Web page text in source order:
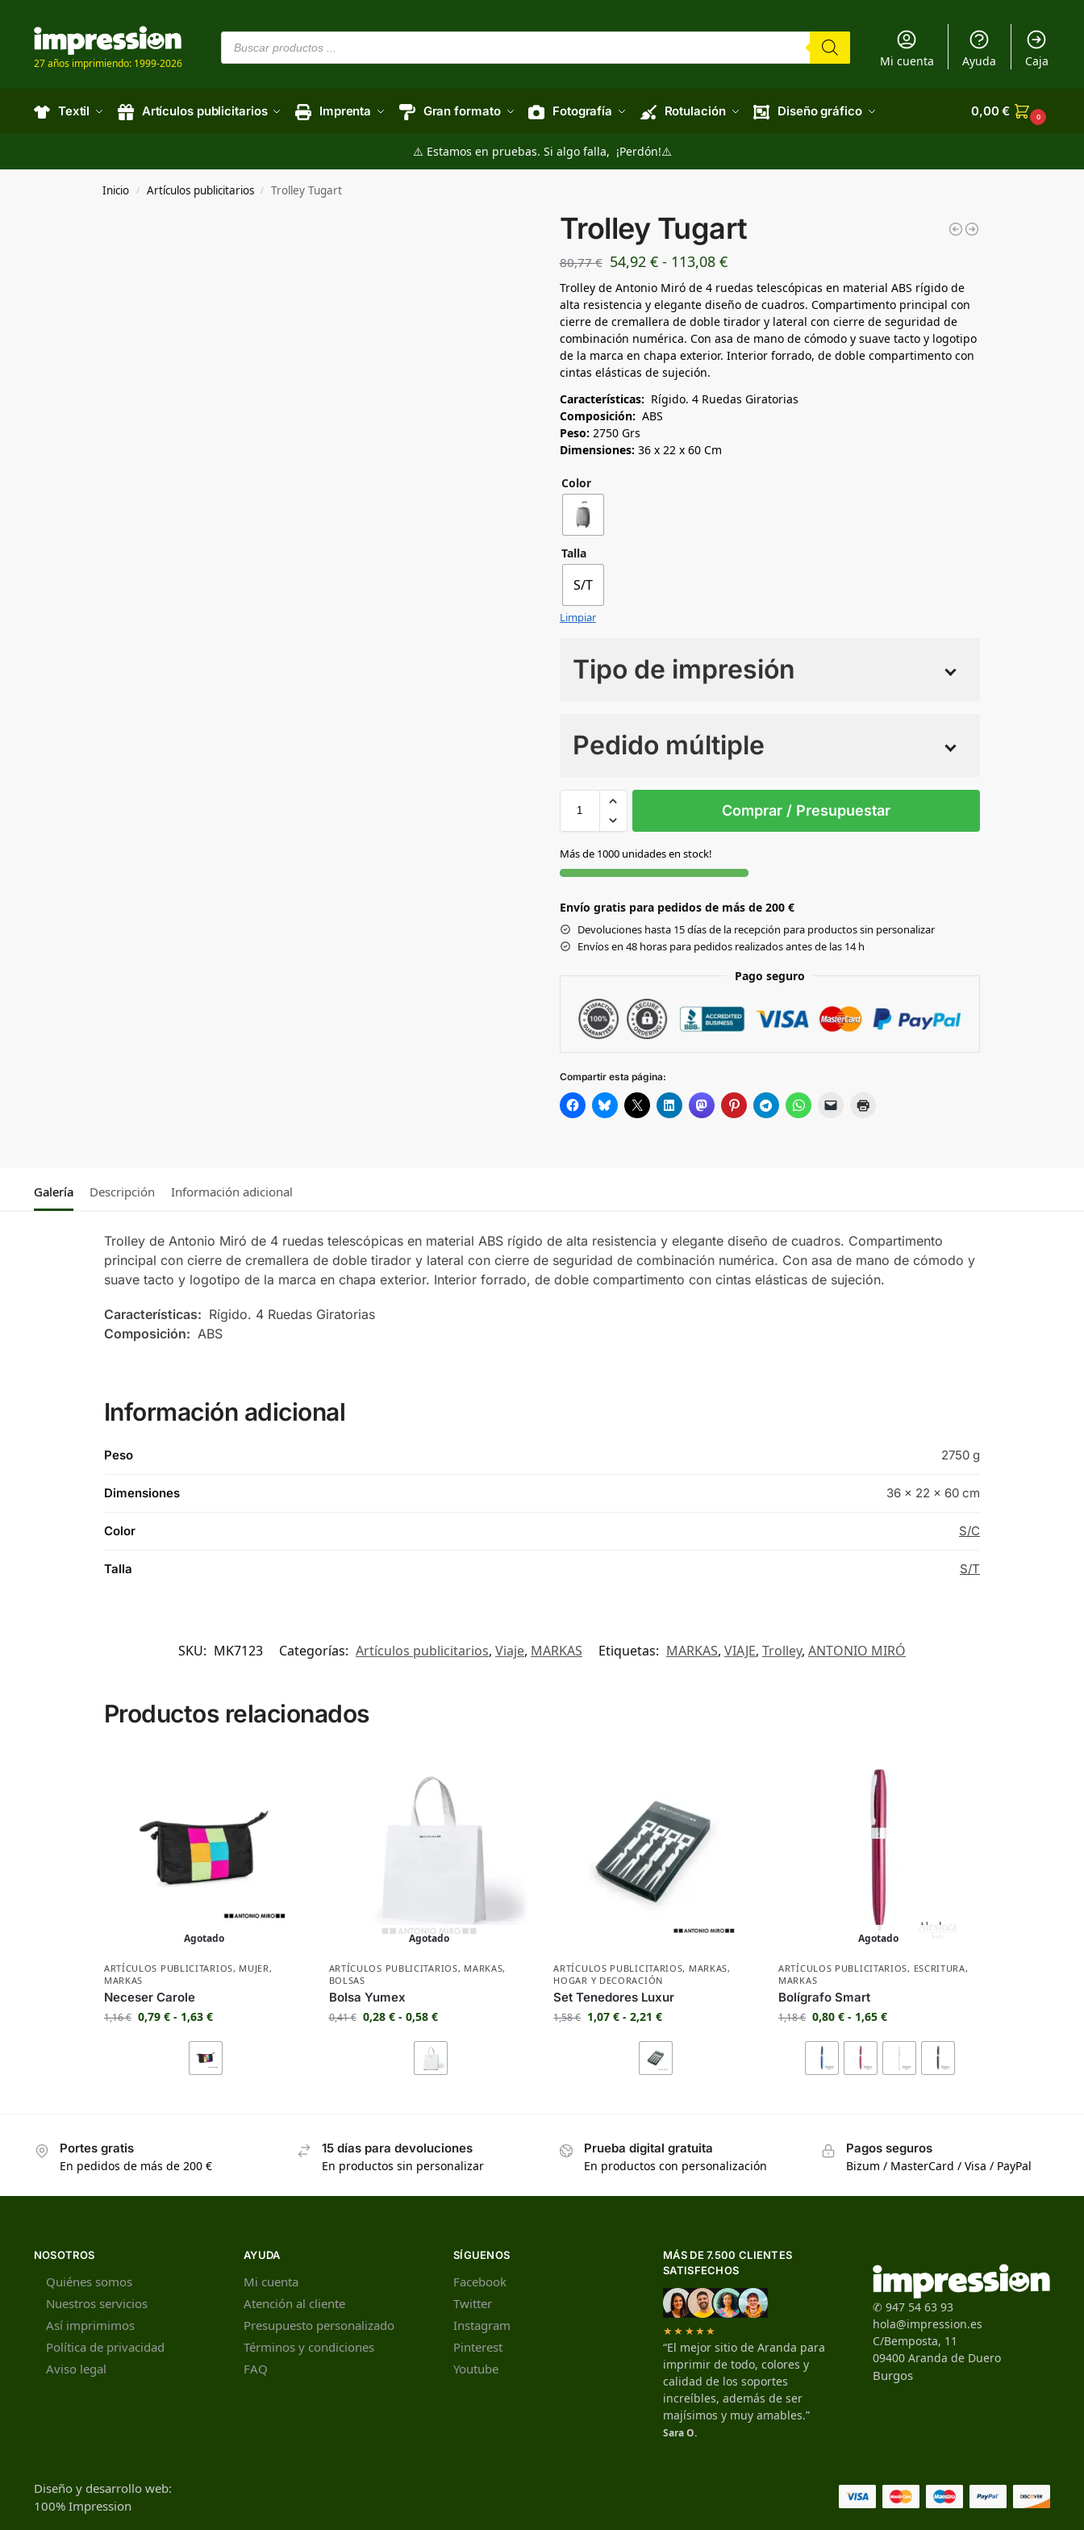
27 años imprimiendo: 1999-2026 Mi cuenta Ayuda Caja
Textil Artículos publicitarios Imprenta Gran formato Fotografía Rotulación Diseño gráfico 0,00€ 0
⚠️ Estamos en pruebas. Si algo falla, ¡Perdón!⚠️
Inicio / Artículos publicitarios / Trolley Tugart
Trolley Tugart
80,77€ 54,92 € - 113,08 €
Trolley de Antonio Miró de 4 ruedas telescópicas en material ABS rígido de
alta resistencia y elegante diseño de cuadros. Compartimento principal con
cierre de cremallera de doble tirador y lateral con cierre de seguridad de
combinación numérica. Con asa de mano de cómodo y suave tacto y logotipo
de la marca en chapa exterior. Interior forrado, de doble compartimento con
cintas elásticas de sujeción.
Características: Rígido. 4 Ruedas Giratorias
Composición: ABS
Peso: 2750 Grs
Dimensiones: 36 x 22 x 60 Cm
Color
Talla
S/T
Limpiar
Tipo de impresión
Pedido múltiple
Comprar / Presupuestar
Más de 1000 unidades en stock!
Envío gratis para pedidos de más de 200 €
Devoluciones hasta 15 días de la recepción para productos sin personalizar
Envíos en 48 horas para pedidos realizados antes de las 14 h
Pago seguro
Compartir esta página:
Galería Descripción Información adicional
Trolley de Antonio Miró de 4 ruedas telescópicas en material ABS rígido de alta resistencia y elegante diseño de cuadros. Compartimento
principal con cierre de cremallera de doble tirador y lateral con cierre de seguridad de combinación numérica. Con asa de mano de cómodo y
suave tacto y logotipo de la marca en chapa exterior. Interior forrado, de doble compartimento con cintas elásticas de sujeción.
Características: Rígido. 4 Ruedas Giratorias
Composición: ABS
Información adicional
Peso 2750 g
Dimensiones 36 × 22 × 60 cm
Color S/C
Talla S/T
SKU: MK7123 Categorías: Artículos publicitarios, Viaje, MARKAS Etiquetas: MARKAS, VIAJE, Trolley, ANTONIO MIRÓ
Productos relacionados
Agotado
ARTÍCULOS PUBLICITARIOS, MUJER,
MARKAS
Neceser Carole
1,16€ 0,79 € - 1,63 €
Agotado
ARTÍCULOS PUBLICITARIOS, MARKAS,
BOLSAS
Bolsa Yumex
0,41€ 0,28 € - 0,58 €
ARTÍCULOS PUBLICITARIOS, MARKAS,
HOGAR Y DECORACIÓN
Set Tenedores Luxur
1,58€ 1,07€ - 2,21€
Agotado
ARTÍCULOS PUBLICITARIOS, ESCRITURA,
MARKAS
Bolígrafo Smart
1,18€ 0,80€ - 1,65€
Portes gratis
En pedidos de más de 200 €
15 días para devoluciones
En productos sin personalizar
Prueba digital gratuita
En productos con personalización
Pagos seguros
Bizum / MasterCard / Visa / PayPal
NOSOTROS
Quiénes somos
Nuestros servicios
Así imprimimos
Política de privacidad
Aviso legal
AYUDA
Mi cuenta
Atención al cliente
Presupuesto personalizado
Términos y condiciones
FAQ
SÍGUENOS
Facebook
Twitter
Instagram
Pinterest
Youtube
MÁS DE 7.500 CLIENTES
SATISFECHOS
★★★★★
“El mejor sitio de Aranda para
imprimir de todo, colores y
calidad de los soportes
increíbles, además de ser
majísimos y muy amables.”
Sara O.
✆ 947 54 63 93
hola@impression.es
C/Bemposta, 11
09400 Aranda de Duero
Burgos
Diseño y desarrollo web:
100% Impression